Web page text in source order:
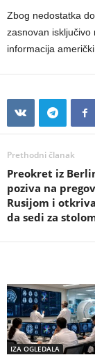
Zbog nedostatka
zasnovan isključivo
informacija
Prethodni članak
Preokret iz
poziva na
Rusijom i
da sedi za
IZA OGLEDALA